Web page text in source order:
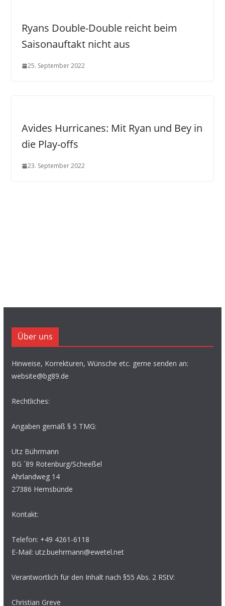
Ryans Double-Double reicht beim
Saisonauftakt nicht aus
25. September 2022
Avides Hurricanes: Mit Ryan und Bey in
die Play-offs
23. September 2022
Über uns
Hinweise, Korrekturen, Wünsche etc. gerne senden an:
website@bg89.de
Rechtliches:
Angaben gemäß § 5 TMG:
Utz Bührmann
BG ´89 Rotenburg/Scheeßel
Ahrlandweg 14
27386 Hemsbünde
Kontakt:
Telefon: +49 4261-6118
E-Mail: utz.buehrmann@ewetel.net
Verantwortlich für den Inhalt nach §55 Abs. 2 RStV:
Christian Greve